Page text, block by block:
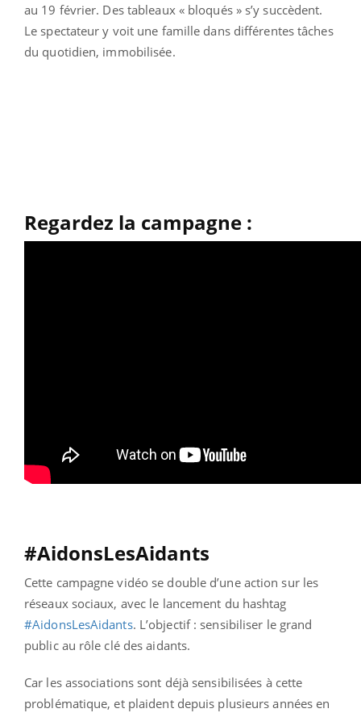
au 19 février. Des tableaux « bloqués » s’y succèdent.
Le spectateur y voit une famille dans différentes tâches
du quotidien, immobilisée.
Regardez la campagne :
#AidonsLesAidants
Cette campagne vidéo se double d’une action sur les
réseaux sociaux, avec le lancement du hashtag
#AidonsLesAidants. L’objectif : sensibiliser le grand
public au rôle clé des aidants.
Car les associations sont déjà sensibilisées à cette
problématique, et plaident depuis plusieurs années en